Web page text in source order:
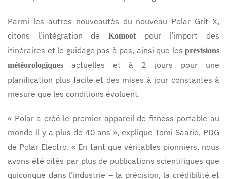
Parmi les autres nouveautés du nouveau Polar Grit X,
citons l’intégration de Komootpour l’import des
itinéraires et le guidage pas à pas, ainsi que les prévisions
météorologiques actuelles et à 2 jours pour une
planification plus facile et des mises à jour constantes à
mesure que les conditions évoluent.
« Polar a créé le premier appareil de fitness portable au
monde il y a plus de 40 ans », explique Tomi Saario, PDG
de Polar Electro. « En tant que véritables pionniers, nous
avons été cités par plus de publications scientifiques que
quiconque dans l’industrie – la précision, la crédibilité et